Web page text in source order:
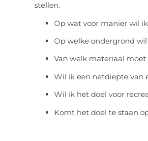
stellen.
Op wat voor manier wil
Op welke ondergrond
Van welk materiaal
Wil ik een netdiepte van
Wil ik het doel voor
Komt het doel te staan